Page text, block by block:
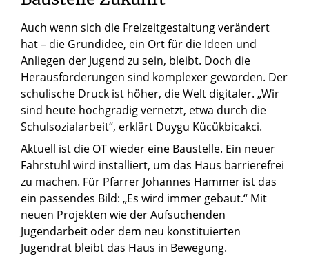
Auch wenn sich die Freizeitgestaltung verändert
hat – die Grundidee, ein Ort für die Ideen und
Anliegen der Jugend zu sein, bleibt. Doch die
Herausforderungen sind komplexer geworden. Der
schulische Druck ist höher, die Welt digitaler. „Wir
sind heute hochgradig vernetzt, etwa durch die
Schulsozialarbeit“, erklärt Duygu Kücükbicakci.
Aktuell ist die OT wieder eine Baustelle. Ein neuer
Fahrstuhl wird installiert, um das Haus barrierefrei
zu machen. Für Pfarrer Johannes Hammer ist das
ein passendes Bild: „Es wird immer gebaut.“ Mit
neuen Projekten wie der Aufsuchenden
Jugendarbeit oder dem neu konstituierten
Jugendrat bleibt das Haus in Bewegung.